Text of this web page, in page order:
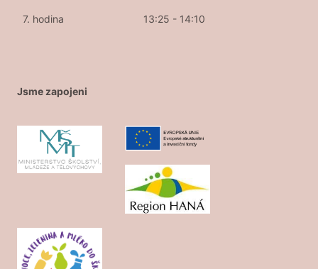
7. hodina 13:25 - 14:10
Jsme zapojeni